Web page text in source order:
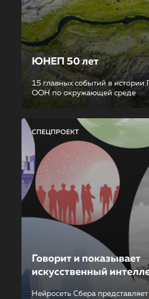
ЮНЕП 50 лет
15 главных событий в
ООН по окружающей среде
СПЕЦПРОЕКТ
Говорит и показывает
искусственный
Нейросеть Сбера представляет